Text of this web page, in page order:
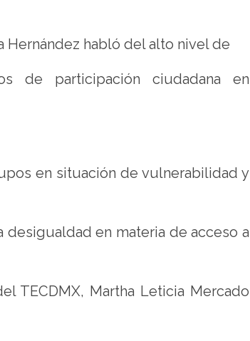
habló del alto nivel de
de participación ciudadana en
en situación de vulnerabilidad y
en materia de acceso a
TECDMX, Martha Leticia Mercado